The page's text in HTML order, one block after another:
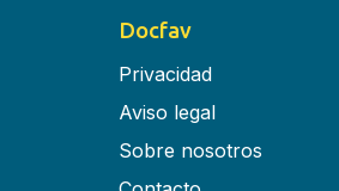
Docfav
Privacidad
Aviso legal
Sobre nosotros